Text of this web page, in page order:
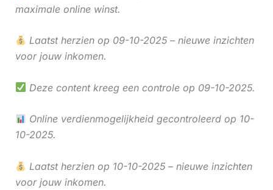
maximale online winst.
Laatst herzien op 09-10-2025 – nieuwe inzichten
voor jouw inkomen.
Deze content kreeg een controle op 09-10-2025.
Online verdienmogelijkheid gecontroleerd op 10-
10-2025.
Laatst herzien op 10-10-2025 – nieuwe inzichten
voor jouw inkomen.